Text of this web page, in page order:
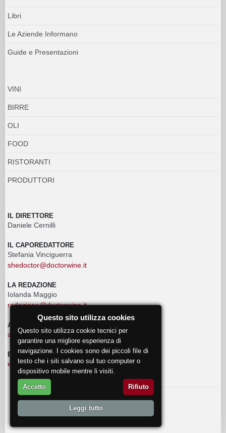
Libri
Le Aziende Informano
Guide e Presentazioni
VINI
BIRRE
OLI
FOOD
RISTORANTI
PRODUTTORI
IL DIRETTORE
Daniele Cernilli
IL CAPOREDATTORE
Stefania Vinciguerra
shedoctor@doctorwine.it
LA REDAZIONE
Iolanda Maggio
redazione@doctorwine.it
ADVERTISING
advertising@doctorwine.it
EVENTI
eventi@doctorwine.it
© 2018 DoctorWine .
Questo sito utilizza cookies
Questo sito utilizza cookie tecnici per
garantire una migliore esperienza di
navigazione. I cookies sono dei piccoli file di
testo che i siti salvano sul tuo computer o
dispositivo mobile mentre li visiti.
Accetto Rifiuto
Leggi tutto